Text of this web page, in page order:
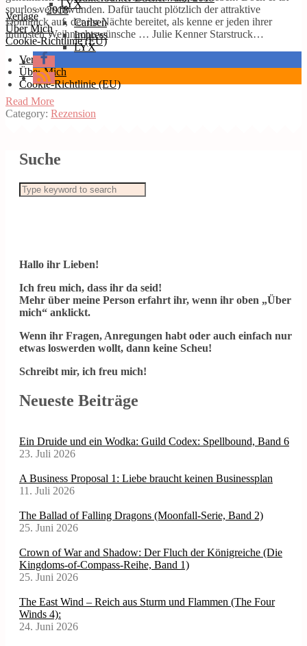
LYX
Verlage
Über Mich
Cookie-Richtlinie (EU)
2018
Carlsen
Impress
LYX
Verlage
Über Mich
Cookie-Richtlinie (EU)
spurlos verschwunden. Dafür taucht plötzlich der attraktive
Dominick auf, der ihr Nächte bereitet, als kenne er jeden ihrer
intimsten Weihnachtswünsche … Julie Kenner Starstruck…
Read More
Category: Rezension
Suche
Hallo ihr Lieben!
Ich freu mich, dass ihr da seid!
Mehr über meine Person erfahrt ihr, wenn ihr oben „Über
mich“ anklickt.
Wenn ihr Fragen, Anregungen habt oder auch einfach nur
etwas loswerden wollt, dann keine Scheu!
Schreibt mir, ich freu mich!
Neueste Beiträge
Ein Druide und ein Wodka: Guild Codex: Spellbound, Band 6
23. Juli 2026
A Business Proposal 1: Liebe braucht keinen Businessplan
11. Juli 2026
The Ballad of Falling Dragons (Moonfall-Serie, Band 2)
25. Juni 2026
Crown of War and Shadow: Der Fluch der Königreiche (Die
Kingdoms-of-Compass-Reihe, Band 1)
25. Juni 2026
The East Wind – Reich aus Sturm und Flammen (The Four
Winds 4):
24. Juni 2026